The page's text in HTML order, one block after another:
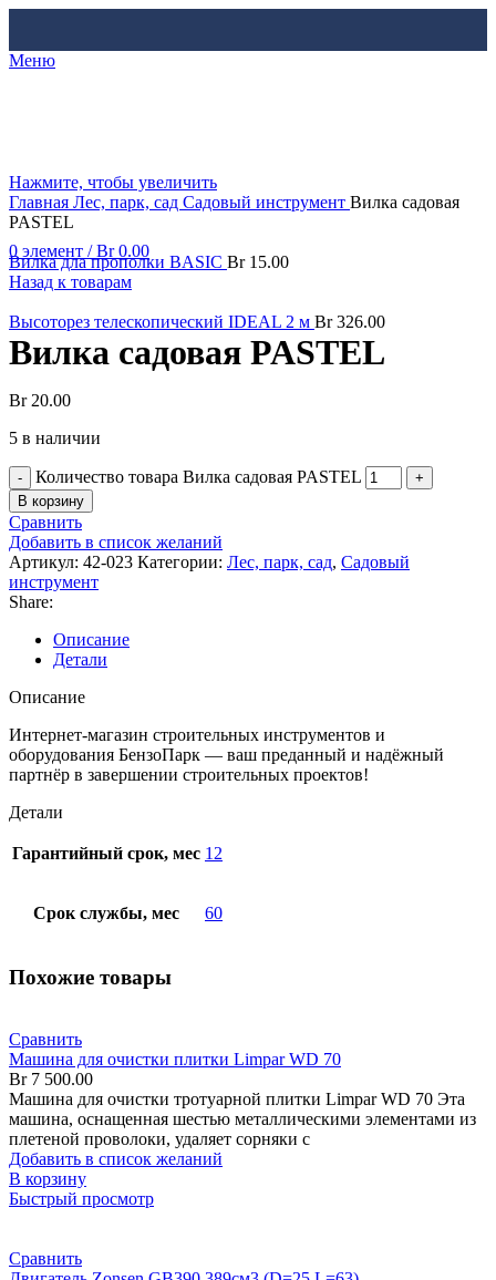
Меню
0 элемент / Br0.00
Нажмите, чтобы увеличить
Главная Лес, парк, сад Садовый инструмент Вилка садовая
PASTEL
Вилка дла прополки BASIC Br15.00
Назад к товарам
Высоторез телескопический IDEAL 2 м Br326.00
Вилка садовая PASTEL
Br20.00
5 в наличии
Количество товара Вилка садовая PASTEL
В корзину
Сравнить
Добавить в список желаний
Артикул: 42-023 Категории: Лес, парк, сад, Садовый
инструмент
Share:
Описание
Детали
Описание
Интернет-магазин строительных инструментов и
оборудования БензоПарк — ваш преданный и надёжный
партнёр в завершении строительных проектов!
Детали
Гарантийный срок, мес 12
Срок службы, мес 60
Похожие товары
Сравнить
Машина для очистки плитки Limpar WD 70
Br7 500.00
Машина для очистки тротуарной плитки Limpar WD 70 Эта
машина, оснащенная шестью металлическими элементами из
плетеной проволоки, удаляет сорняки с
Добавить в список желаний
В корзину
Быстрый просмотр
Сравнить